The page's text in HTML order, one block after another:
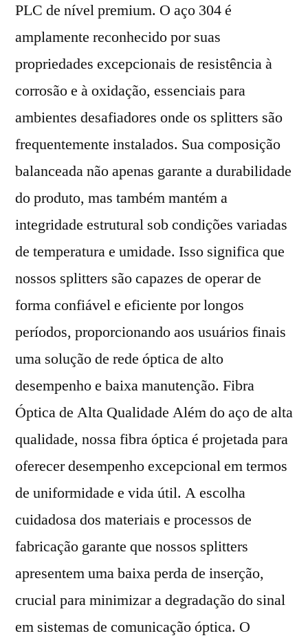
PLC de nível premium. O aço 304 é
amplamente reconhecido por suas
propriedades excepcionais de resistência à
corrosão e à oxidação, essenciais para
ambientes desafiadores onde os splitters são
frequentemente instalados. Sua composição
balanceada não apenas garante a durabilidade
do produto, mas também mantém a
integridade estrutural sob condições variadas
de temperatura e umidade. Isso significa que
nossos splitters são capazes de operar de
forma confiável e eficiente por longos
períodos, proporcionando aos usuários finais
uma solução de rede óptica de alto
desempenho e baixa manutenção. Fibra
Óptica de Alta Qualidade Além do aço de alta
qualidade, nossa fibra óptica é projetada para
oferecer desempenho excepcional em termos
de uniformidade e vida útil. A escolha
cuidadosa dos materiais e processos de
fabricação garante que nossos splitters
apresentem uma baixa perda de inserção,
crucial para minimizar a degradação do sinal
em sistemas de comunicação óptica. O